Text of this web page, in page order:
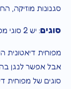
סגנונות מוזיקה,
סוגים: יש 2 סוגי מפוחית עיקריים: דיאטונית וכרומטית.
מפוחית דיאטונית